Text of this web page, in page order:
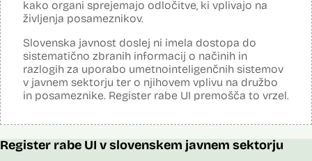
potnikov, prijavljenih na let, oziroma podatke potnikov iz sistema
rezervacij letalskih vozovnic oziroma rezultate njihove obdelave
Uslužbenci nacionalne enote za informacije o potnikih vsa ujemanja
pri avtomatizirani obdelavi podatkov ter varnostna tveganja
posamično pregledajo še z neavtomatiziranimi sredstvi.
Sistem uporablja sledeče vire podatkov: Evidenca potnikov,
Viri:
Viri:
Dosje javnega naročila
Podrobnosti izdelka na portalu NIO
Predstavitev projekta na gov.si
Predstavitev projekta na portalu OECD OPSI
Odgovor na zahtevo za dostop do informacij javnega značaja
Tehnične specifikacije iz razpisne dokumentacije
kako organi sprejemajo odločitve, ki vplivajo na
življenja posameznikov.
Slovenska javnost doslej ni imela dostopa do
sistematično zbranih informacij o načinih in
razlogih za uporabo umetnointeligenčnih sistemov
v javnem sektorju ter o njihovem vplivu na družbo
in posameznike. Register rabe UI premošča to vrzel.
Register rabe UI v slovenskem javnem sektorju